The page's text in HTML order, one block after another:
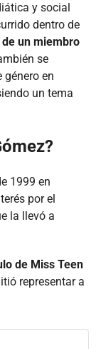
y social
dentro de
un miembro
se
en
un tema
1999 en
por el
la llevó a
de Miss Teen
representar a